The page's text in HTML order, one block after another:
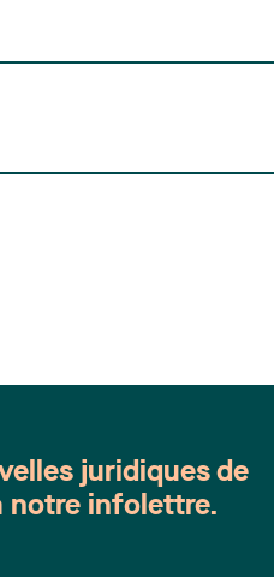
juridiques de
notre infolettre.